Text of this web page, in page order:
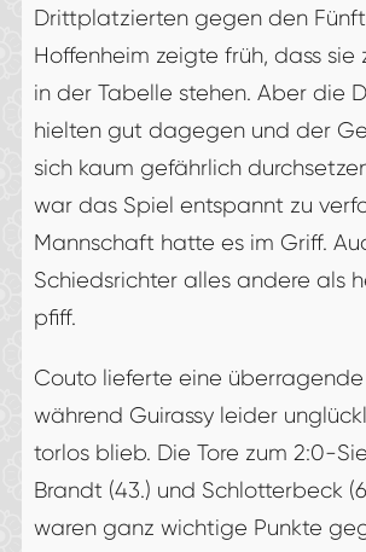
Drittplatzierten gegen den
Hoffenheim zeigte früh, dass sie
in der Tabelle stehen. Aber die
hielten gut dagegen und der
sich kaum gefährlich
war das Spiel entspannt zu
Mannschaft hatte es im Griff.
Schiedsrichter alles andere als
pfiff.
Couto lieferte eine
während Guirassy leider
torlos blieb. Die Tore zum 2:0-
Brandt (43.) und Schlotterbeck
waren ganz wichtige Punkte